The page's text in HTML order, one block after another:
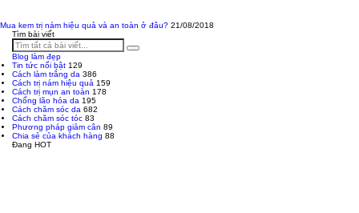
Mua kem trị nám hiệu quả và an toàn ở đâu? 21/08/2018
Tìm bài viết
Blog làm đẹp
Tin tức nổi bật 129
Cách làm trắng da 386
Cách trị nám hiệu quả 159
Cách trị mụn an toàn 178
Chống lão hóa da 195
Cách chăm sóc da 682
Cách chăm sóc tóc 83
Phương pháp giảm cân 89
Chia sẻ của khách hàng 88
Đang HOT